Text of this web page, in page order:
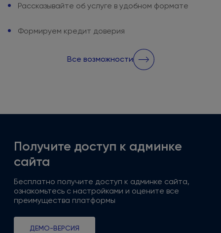
Рассказывайте об услуге в удобном формате
Формируем кредит доверия
Все возможности
Получите доступ к админке
сайта
Бесплатно получите доступ к админке сайта,
ознакомьтесь с настройками и оцените все
преимущества платформы
ДЕМО-ВЕРСИЯ